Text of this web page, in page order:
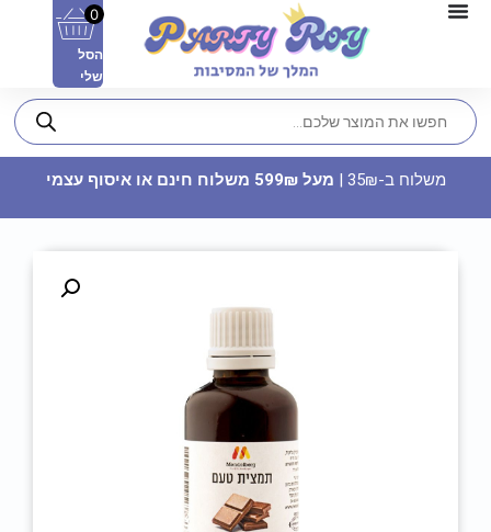
תוויות לקשיות - סוף מסלול
18₪
0
הסל
שלי
משלוח ב-35₪ | מעל 599₪ משלוח חינם או איסוף עצמי